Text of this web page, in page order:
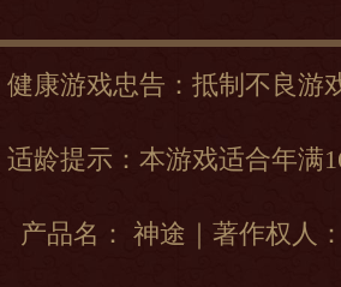
健康游戏忠告：抵制不良游
适龄提示：本游戏适合年满
产品名： 神途｜著作权人